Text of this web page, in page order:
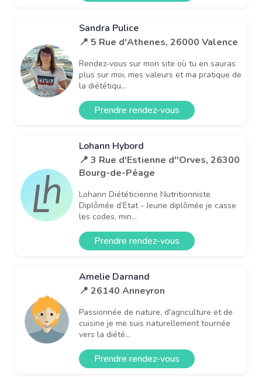
Sandra Pulice
📍 5 Rue d'Athenes, 26000 Valence
Rendez-vous sur mon site où tu en sauras
plus sur moi, mes valeurs et ma pratique de
la diététiqu...
Prendre rendez-vous
Lohann Hybord
📍 3 Rue d'Estienne d''Orves, 26300
Bourg-de-Péage
Lohann Diététicienne Nutritionniste
Diplômée d’Etat - Jeune diplômée je casse
les codes, min...
Prendre rendez-vous
Amelie Darnand
📍 26140 Anneyron
Passionnée de nature, d'agriculture et de
cuisine je me suis naturellement tournée
vers la diété...
Prendre rendez-vous